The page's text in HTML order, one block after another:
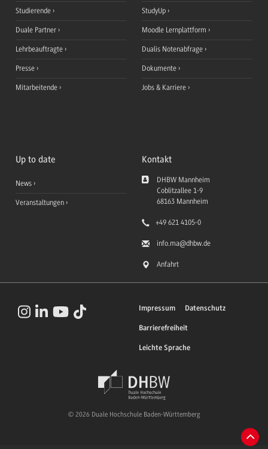
Studierende
Duale Partner
Lehrbeauftragte
Presse
Mitarbeitende
StudyUp
Moodle Lernplattform
Dualis Notenabfrage
Dokumente
Jobs & Karriere
Up to date
News
Veranstaltungen
Kontakt
DHBW Mannheim
Coblitzallee 1-9
68163 Mannheim
+49 621 4105-0
info.ma@dhbw.de
Anfahrt
Impressum Datenschutz
Barrierefreiheit
Leichte Sprache
© 2026 Duale Hochschule Baden-Württemberg
Zum